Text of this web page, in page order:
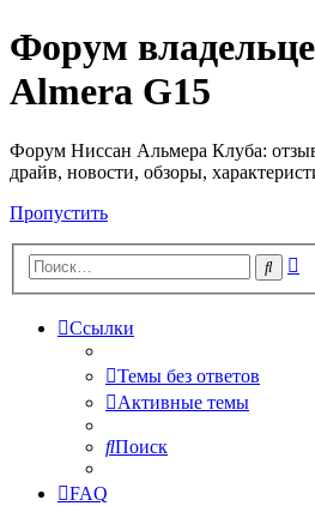
Форум
Almera G15
Форум Ниссан Альмера Клуба:
драйв, новости, обзоры,
Пропустить
Поиск
Ссылки
Темы без ответов
Активные темы
Поиск
FAQ